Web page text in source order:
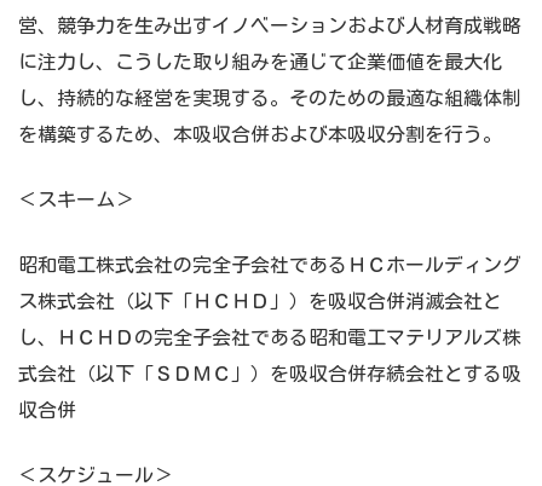
営、競争力を生み出すイノベーションおよび人材育成戦略
に注力し、こうした取り組みを通じて企業価値を最大化
し、持続的な経営を実現する。そのための最適な組織体制
を構築するため、本吸収合併および本吸収分割を行う。
＜スキーム＞
昭和電工株式会社の完全子会社であるＨＣホールディング
ス株式会社（以下「ＨＣＨＤ」）を吸収合併消滅会社と
し、ＨＣＨＤの完全子会社である昭和電工マテリアルズ株
式会社（以下「ＳＤＭＣ」）を吸収合併存続会社とする吸
収合併
＜スケジュール＞